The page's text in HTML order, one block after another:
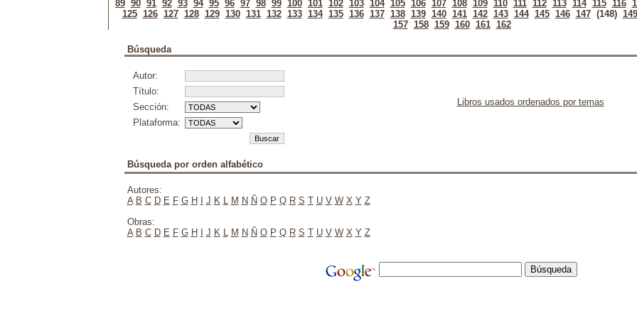
89 90 91 92 93 94 95 96 97 98 99 100 101 102 103 104 105 106 107 108 109 110 111 112 113 114 115 116
125
126 127 128 129 130 131 132 133 134 135 136 137 138 139 140 141 142 143 144 145 146 147 (148) 149
157
158 159 160 161 162
Búsqueda
Autor:
Título:
Sección:
Plataforma:
Libros usados ordenados por temas
Búsqueda por orden alfabético
Autores:
A B C D E F G H I J K L M N Ñ O P Q R S T U V W X Y Z
Obras:
A B C D E F G H I J K L M N Ñ O P Q R S T U V W X Y Z